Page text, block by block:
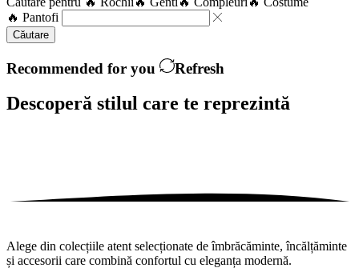
🔥 Pantofi
Căutare
Recommended for you Refresh
Descoperă stilul care te reprezintă
Alege din colecțiile atent selecționate de îmbrăcăminte, încălțăminte
și accesorii care combină confortul cu eleganța modernă.